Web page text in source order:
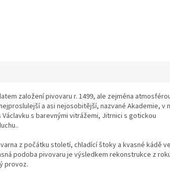
založení pivovaru r. 1499, ale zejména
a asi nejosobitější, nazvané Akademie, v
s barevnými vitrážemi, Jitrnici s gotickou
z počátku století, chladící štoky a kvasné kádě ve
podoba pivovaru je výsledkem rekonstrukce z
provoz.